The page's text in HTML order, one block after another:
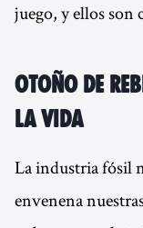
juego, y ellos son
Otoño de
la vida
La industria fósil
envenena